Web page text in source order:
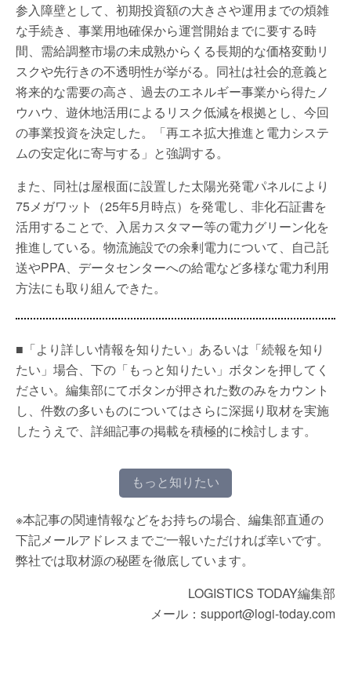
参入障壁として、初期投資額の大きさや運用までの煩雑
な手続き、事業用地確保から運営開始までに要する時
間、需給調整市場の未成熟からくる長期的な価格変動リ
スクや先行きの不透明性が挙がる。同社は社会的意義と
将来的な需要の高さ、過去のエネルギー事業から得たノ
ウハウ、遊休地活用によるリスク低減を根拠とし、今回
の事業投資を決定した。「再エネ拡大推進と電力システ
ムの安定化に寄与する」と強調する。
また、同社は屋根面に設置した太陽光発電パネルにより
75メガワット（25年5月時点）を発電し、非化石証書を
活用することで、入居カスタマー等の電力グリーン化を
推進している。物流施設での余剰電力について、自己託
送やPPA、データセンターへの給電など多様な電力利用
方法にも取り組んできた。
■「より詳しい情報を知りたい」あるいは「続報を知り
たい」場合、下の「もっと知りたい」ボタンを押してく
ださい。編集部にてボタンが押された数のみをカウント
し、件数の多いものについてはさらに深掘り取材を実施
したうえで、詳細記事の掲載を積極的に検討します。
もっと知りたい
※本記事の関連情報などをお持ちの場合、編集部直通の
下記メールアドレスまでご一報いただければ幸いです。
弊社では取材源の秘匿を徹底しています。
LOGISTICS TODAY編集部
メール：support@logi-today.com